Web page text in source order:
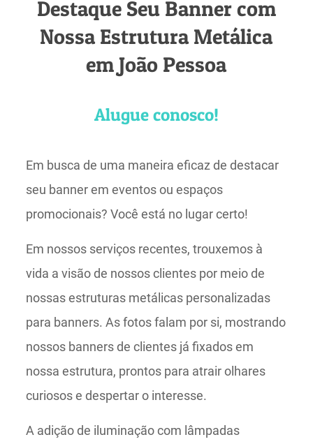
Destaque Seu Banner com
Nossa Estrutura Metálica
em João Pessoa
Alugue conosco!
Em busca de uma maneira eficaz de destacar
seu banner em eventos ou espaços
promocionais? Você está no lugar certo!
Em nossos serviços recentes, trouxemos à
vida a visão de nossos clientes por meio de
nossas estruturas metálicas personalizadas
para banners. As fotos falam por si, mostrando
nossos banners de clientes já fixados em
nossa estrutura, prontos para atrair olhares
curiosos e despertar o interesse.
A adição de iluminação com lâmpadas